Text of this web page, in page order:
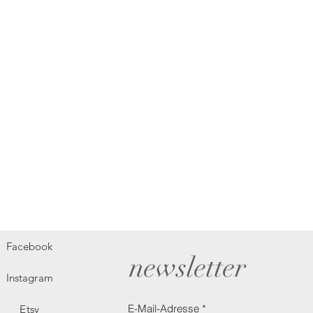
Facebook
Instagram
Etsy
newsletter
E-Mail-Adresse